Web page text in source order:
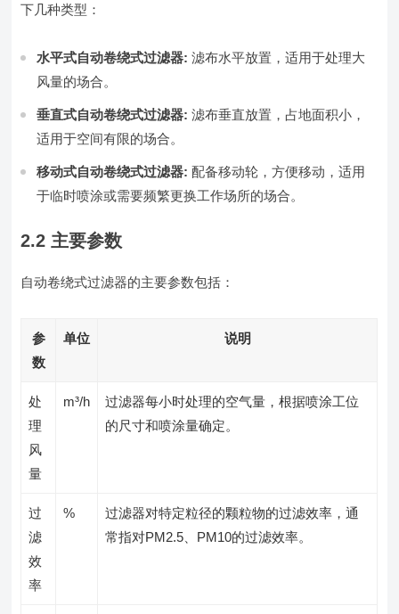
下几种类型：
水平式自动卷绕式过滤器: 滤布水平放置，适用于处理大
风量的场合。
垂直式自动卷绕式过滤器: 滤布垂直放置，占地面积小，
适用于空间有限的场合。
移动式自动卷绕式过滤器: 配备移动轮，方便移动，适用
于临时喷涂或需要频繁更换工作场所的场合。
2.2 主要参数
自动卷绕式过滤器的主要参数包括：
参
数
单位 说明
处
理
风
量
m³/h
过滤器每小时处理的空气量，根据喷涂工位
的尺寸和喷涂量确定。
过
滤
效
率
%
过滤器对特定粒径的颗粒物的过滤效率，通
常指对PM2.5、PM10的过滤效率。